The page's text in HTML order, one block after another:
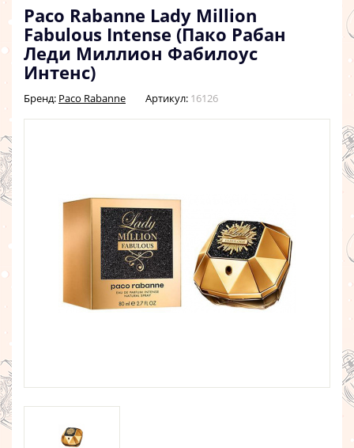
Paco Rabanne Lady Million
Fabulous Intense (Пако Рабан
Леди Миллион Фабилоус
Интенс)
Бренд: Paco Rabanne Артикул: 16126